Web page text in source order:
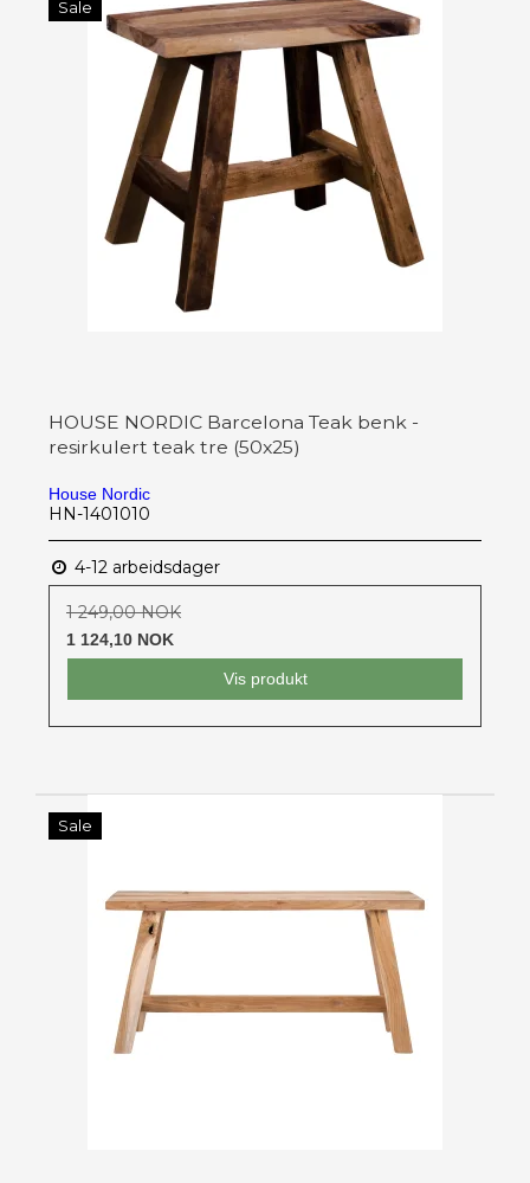
Sale
HOUSE NORDIC Barcelona Teak benk -
resirkulert teak tre (50x25)
House Nordic
HN-1401010
4-12 arbeidsdager
1 249,00 NOK
1 124,10 NOK
Vis produkt
Sale